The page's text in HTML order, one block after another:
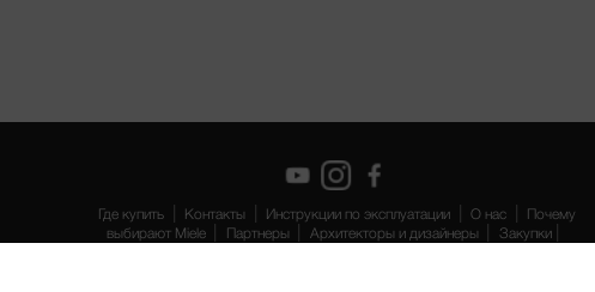
Где купить Контакты Инструкции по эксплуатации О нас
Почему
выбирают Miele
Партнеры Архитекторы и дизайнеры
Закупки